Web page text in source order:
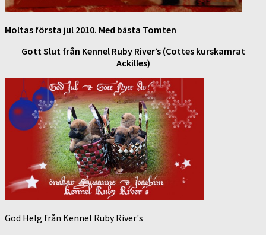
Moltas första jul 2010. Med bästa Tomten
Gott Slut från Kennel Ruby River’s (Cottes kurskamrat
Ackilles)
God Helg från Kennel Ruby River's